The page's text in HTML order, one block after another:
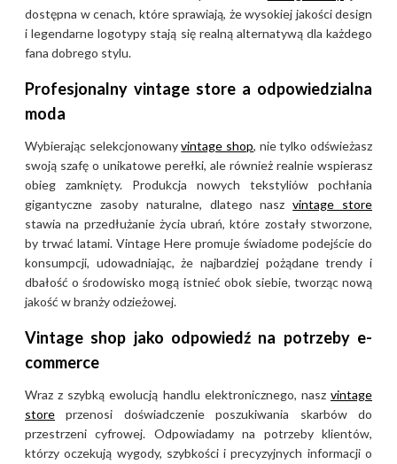
dostępna w cenach, które sprawiają, że wysokiej jakości design
i legendarne logotypy stają się realną alternatywą dla każdego
fana dobrego stylu.
Profesjonalny vintage store a odpowiedzialna
moda
Wybierając selekcjonowanyvintage shop, nie tylko odświeżasz
swoją szafę o unikatowe perełki, ale również realnie wspierasz
obieg zamknięty. Produkcja nowych tekstyliów pochłania
gigantyczne zasoby naturalne, dlatego naszvintage store
stawia na przedłużanie życia ubrań, które zostały stworzone,
by trwać latami. Vintage Here promuje świadome podejście do
konsumpcji, udowadniając, że najbardziej pożądane trendy i
dbałość o środowisko mogą istnieć obok siebie, tworząc nową
jakość w branży odzieżowej.
Vintage shop jako odpowiedź na potrzeby e-
commerce
Wraz z szybką ewolucją handlu elektronicznego, nasz vintage
store przenosi doświadczenie poszukiwania skarbów do
przestrzeni cyfrowej. Odpowiadamy na potrzeby klientów,
którzy oczekują wygody, szybkości i precyzyjnych informacji o